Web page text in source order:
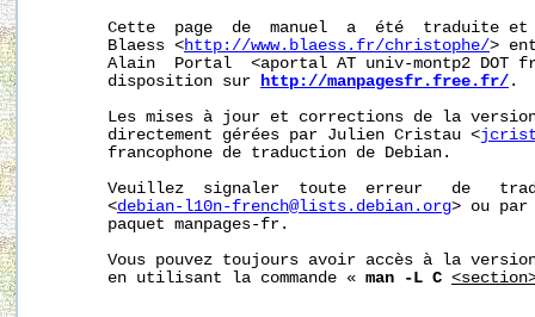
Cette  page  de  manuel  a  été  traduite
       Blaess <
http://www.blaess.fr/christophe/>
Alain  Portal  <aportal AT univ-montp2 DOT
       disposition sur
http://manpagesfr.free.fr/ .
Les mises à jour et corrections de la
       directement gérées par Julien Cristau <
       francophone de traduction de Debian.
Veuillez  signaler  toute  erreur   de
       <
debian-l10n-french@lists.debian.org> ou par
       paquet manpages-fr.
Vous pouvez toujours avoir accès à la
       en utilisant la commande «
man -L C